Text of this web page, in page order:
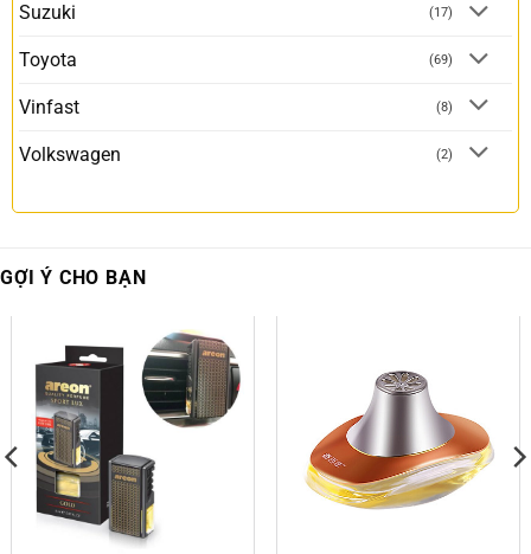
Suzuki (17)
Toyota (69)
Vinfast (8)
Volkswagen (2)
GỢI Ý CHO BẠN